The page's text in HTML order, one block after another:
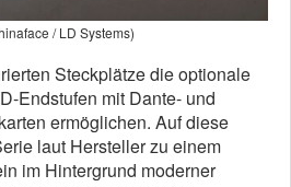
/ LD Systems)
Steckplätze die optionale
Endstufen mit Dante- und
ermöglichen. Auf diese
laut Hersteller zu einem
im Hintergrund moderner